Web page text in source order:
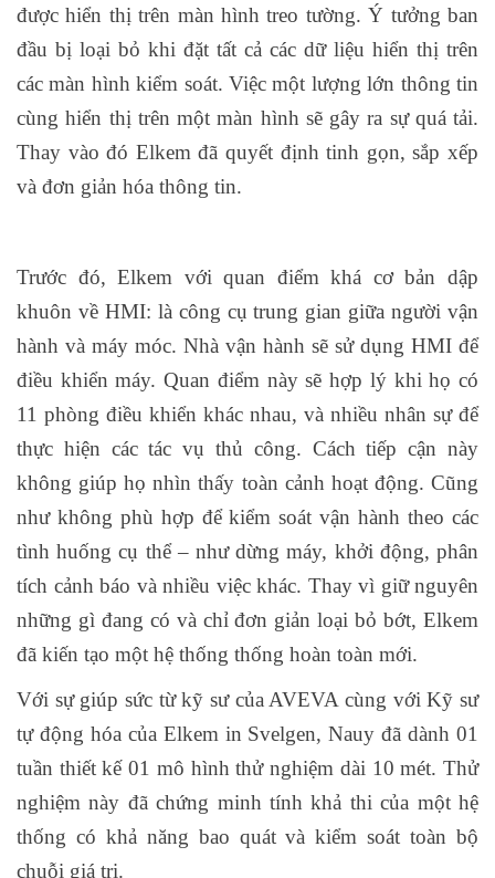
được hiển thị trên màn hình treo tường. Ý tưởng ban
đầu bị loại bỏ khi đặt tất cả các dữ liệu hiển thị trên
các màn hình kiểm soát. Việc một lượng lớn thông tin
cùng hiển thị trên một màn hình sẽ gây ra sự quá tải.
Thay vào đó Elkem đã quyết định tinh gọn, sắp xếp
và đơn giản hóa thông tin.
Trước đó, Elkem với quan điểm khá cơ bản dập
khuôn về HMI: là công cụ trung gian giữa người vận
hành và máy móc. Nhà vận hành sẽ sử dụng HMI để
điều khiển máy. Quan điểm này sẽ hợp lý khi họ có
11 phòng điều khiển khác nhau, và nhiều nhân sự để
thực hiện các tác vụ thủ công. Cách tiếp cận này
không giúp họ nhìn thấy toàn cảnh hoạt động. Cũng
như không phù hợp để kiểm soát vận hành theo các
tình huống cụ thể – như dừng máy, khởi động, phân
tích cảnh báo và nhiều việc khác. Thay vì giữ nguyên
những gì đang có và chỉ đơn giản loại bỏ bớt, Elkem
đã kiến tạo một hệ thống thống hoàn toàn mới.
Với sự giúp sức từ kỹ sư của AVEVA cùng với Kỹ sư
tự động hóa của Elkem in Svelgen, Nauy đã dành 01
tuần thiết kế 01 mô hình thử nghiệm dài 10 mét. Thử
nghiệm này đã chứng minh tính khả thi của một hệ
thống có khả năng bao quát và kiểm soát toàn bộ
chuỗi giá trị.